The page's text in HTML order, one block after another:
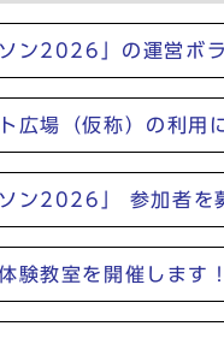
ン2026」の運営ボ
広場（仮称）の利用
ン2026」 参加者を
験教室を開催します！